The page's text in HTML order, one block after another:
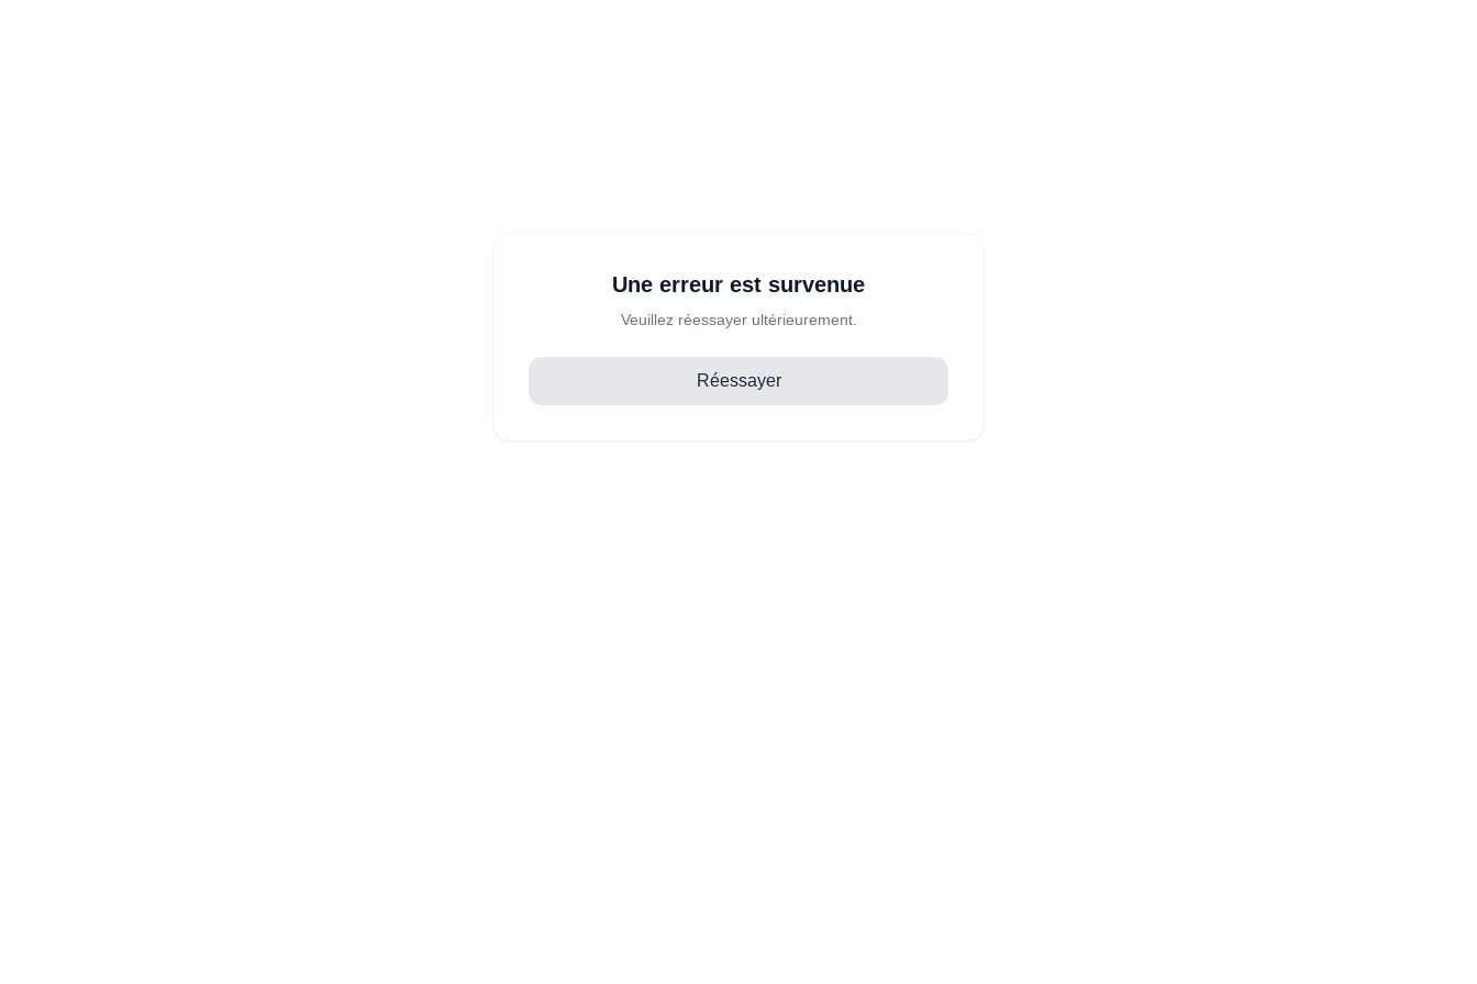
Une erreur est survenue
Veuillez réessayer ultérieurement.
Réessayer